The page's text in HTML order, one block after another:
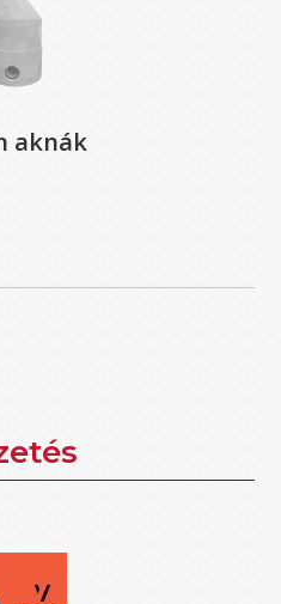
aknák